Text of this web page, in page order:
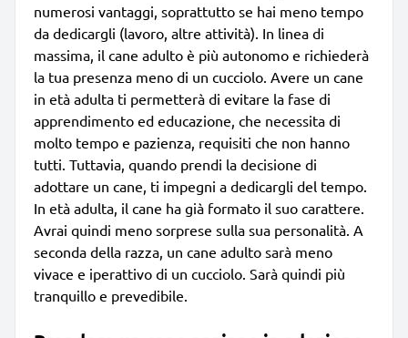
numerosi vantaggi, soprattutto se hai meno tempo
da dedicargli (lavoro, altre attività). In linea di
massima, il cane adulto è più autonomo e richiederà
la tua presenza meno di un cucciolo. Avere un cane
in età adulta ti permetterà di evitare la fase di
apprendimento ed educazione, che necessita di
molto tempo e pazienza, requisiti che non hanno
tutti. Tuttavia, quando prendi la decisione di
adottare un cane, ti impegni a dedicargli del tempo.
In età adulta, il cane ha già formato il suo carattere.
Avrai quindi meno sorprese sulla sua personalità. A
seconda della razza, un cane adulto sarà meno
vivace e iperattivo di un cucciolo. Sarà quindi più
tranquillo e prevedibile.